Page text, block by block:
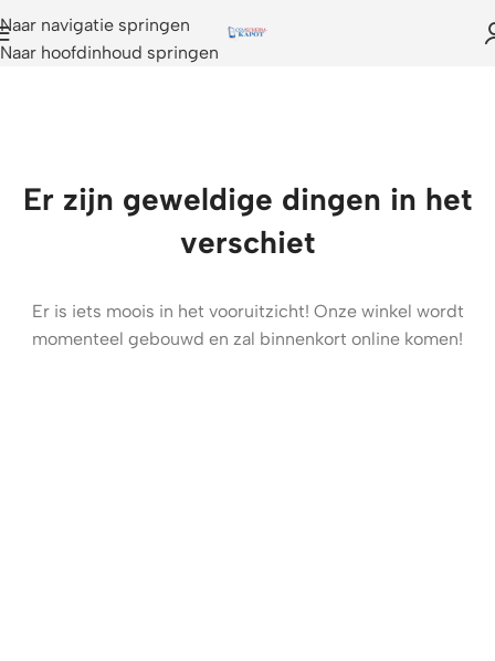
Naar navigatie springen
Naar hoofdinhoud springen
Er zijn geweldige dingen in het
verschiet
Er is iets moois in het vooruitzicht! Onze winkel wordt
momenteel gebouwd en zal binnenkort online komen!